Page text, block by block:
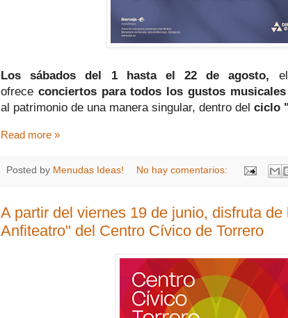
Los sábados del 1 hasta el 22 de agosto,
ofrece conciertos para todos los gustos musicales
al patrimonio de una manera singular, dentro del ciclo
Read more »
Posted by Menudas Ideas! No hay comentarios:
A partir del viernes 19 de junio, disfruta
Anfiteatro" del Centro Cívico de Torrero